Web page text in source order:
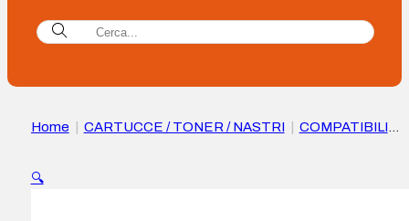
Home CARTUCCE / TONER / NASTRI
COMPATIBILI
trasferimento
🔍